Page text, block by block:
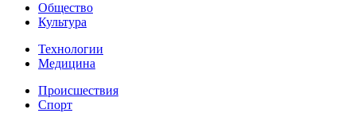
Общество
Культура
Технологии
Медицина
Происшествия
Спорт